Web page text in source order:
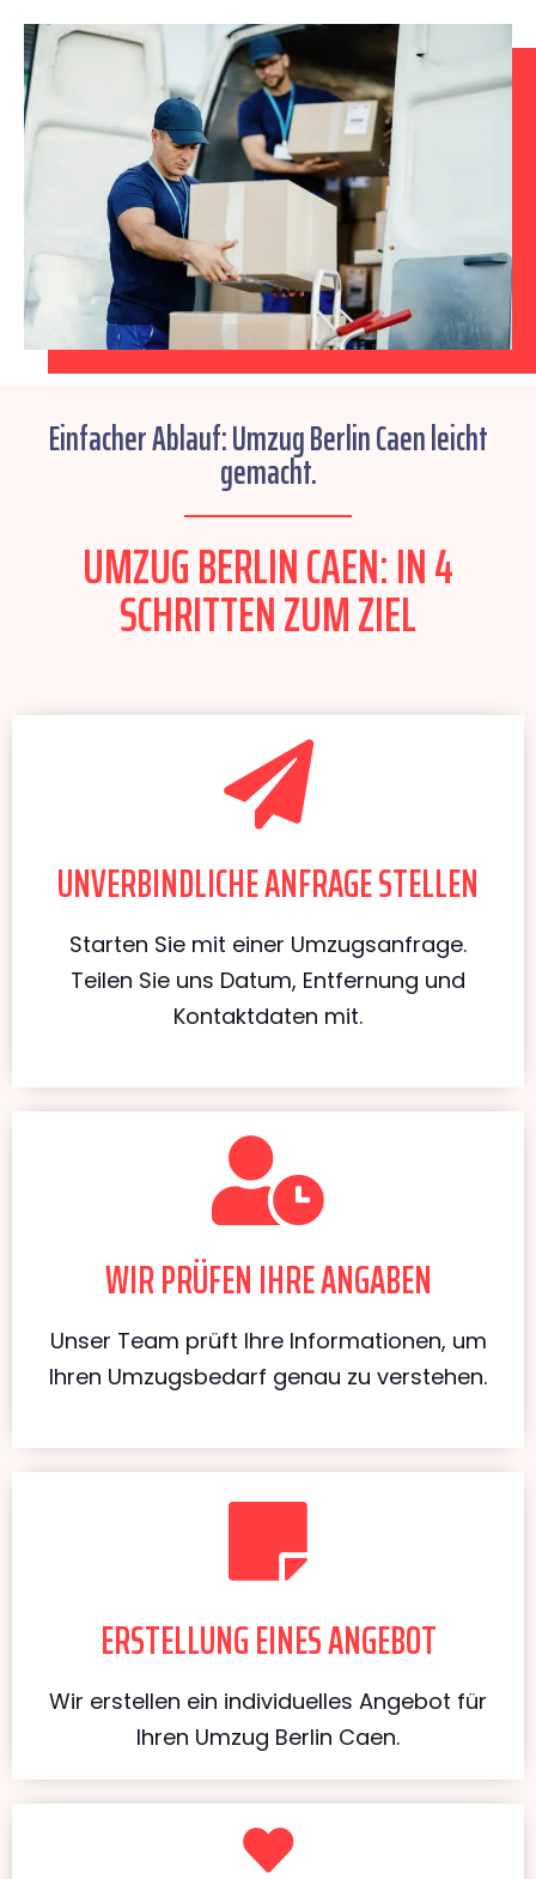
Einfacher Ablauf: Umzug Berlin Caen leicht
gemacht.
UMZUG BERLIN CAEN: IN 4
SCHRITTEN ZUM ZIEL
UNVERBINDLICHE ANFRAGE STELLEN
Starten Sie mit einer Umzugsanfrage.
Teilen Sie uns Datum, Entfernung und
Kontaktdaten mit.
WIR PRÜFEN IHRE ANGABEN
Unser Team prüft Ihre Informationen, um
Ihren Umzugsbedarf genau zu verstehen.
ERSTELLUNG EINES ANGEBOT
Wir erstellen ein individuelles Angebot für
Ihren Umzug Berlin Caen.